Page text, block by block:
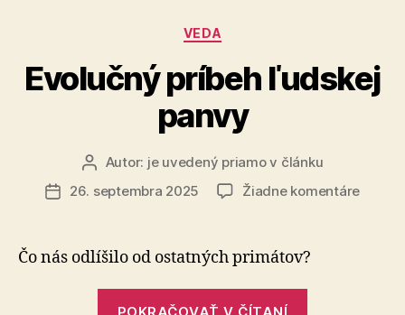
Kategórie
VEDA
Evolučný príbeh ľudskej
panvy
AutorAutor: je uvedený priamo v článku
Dátum
26. septembra 2025 Žiadne komentárena
Čo nás odlíšilo od ostatných primátov?
POKRAČOVAŤ V ČÍTANÍ